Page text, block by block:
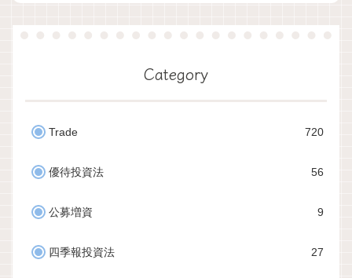
Category
Trade 720
優待投資法 56
公募増資 9
四季報投資法 27